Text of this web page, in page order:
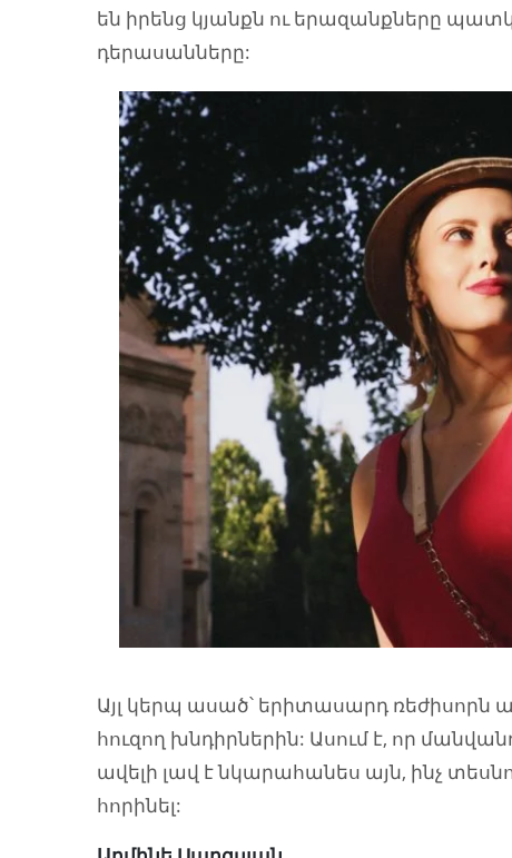
են իրենց կյանքն ու երազանքները
դերասանները:
Այլ կերպ ասած՝ երիտասարդ ռեժիսորն
հուզող խնդիրներին: Ասում է, որ
ավելի լավ է նկարահանես այն, ինչ
հորինել: